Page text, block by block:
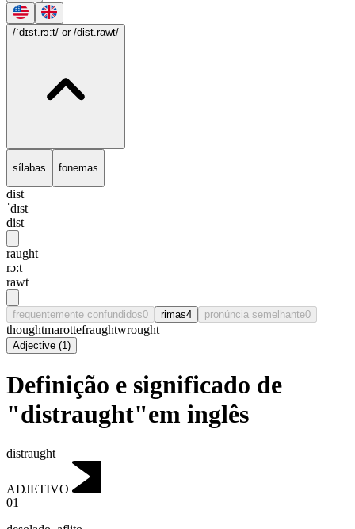
/ˈdɪst.rɔ:t/ or /dist.rawt/
sílabas fonemas
dist
ˈdɪst
dist
raught
rɔ:t
rawt
frequentemente confundidos0 rimas4 pronúncia semelhante0
thoughtmarottefraughtwrought
Adjective (1)
Definição e significado de
"distraught"em inglês
distraught
ADJETIVO
01